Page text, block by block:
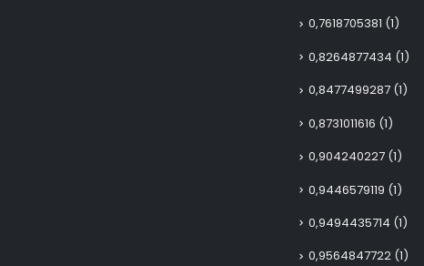
0,7618705381 (1)
0,8264877434 (1)
0,8477499287 (1)
0,8731011616 (1)
0,904240227 (1)
0,9446579119 (1)
0,9494435714 (1)
0,9564847722 (1)